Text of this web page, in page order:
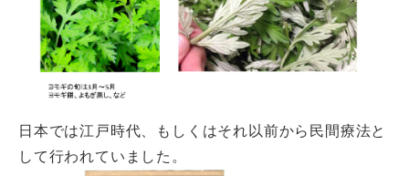
日本では江戸時代、もしくはそれ以前から民間療法と
して行われていました。